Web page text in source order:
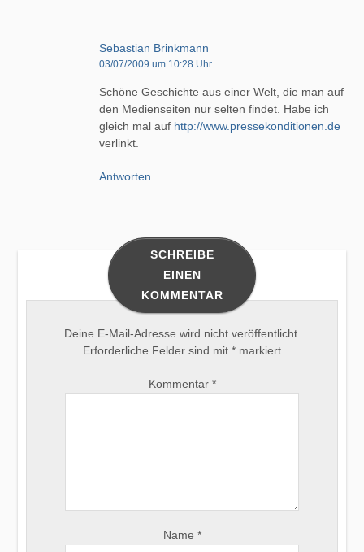
Sebastian Brinkmann
03/07/2009 um 10:28 Uhr
Schöne Geschichte aus einer Welt, die man auf
den Medienseiten nur selten findet. Habe ich
gleich mal auf http://www.pressekonditionen.de
verlinkt.
Antworten
SCHREIBE
EINEN
KOMMENTAR
Deine E-Mail-Adresse wird nicht veröffentlicht.
Erforderliche Felder sind mit * markiert
Kommentar *
Name *